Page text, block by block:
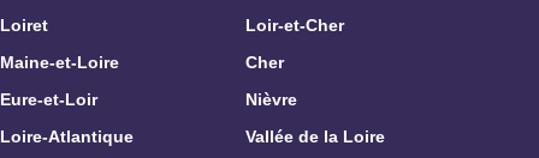
Loiret
Loir-et-Cher
Maine-et-Loire
Cher
Eure-et-Loir
Nièvre
Loire-Atlantique
Vallée de la Loire